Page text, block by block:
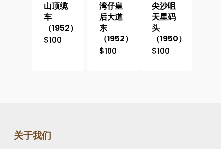
山顶缆
车
（1952）
$100
湾仔皇
后大道
东
（1952）
$100
尖沙咀
天星码
头
（1950）
$100
关于我们